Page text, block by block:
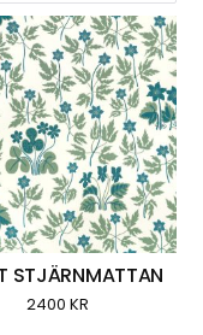
STJÄRNMATTAN
2400KR